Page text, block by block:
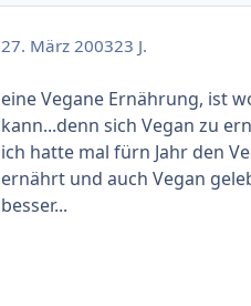
27. März 200323 J.
eine Vegane Ernährung, ist
kann...denn sich Vegan zu
ich hatte mal fürn Jahr den
ernährt und auch Vegan
besser...